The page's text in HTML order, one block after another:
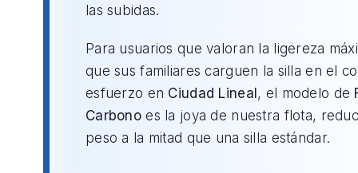
las subidas.
Para usuarios que valoran la ligereza
que sus familiares carguen la silla en el
esfuerzo en Ciudad Lineal, el modelo de
Carbono es la joya de nuestra flota,
peso a la mitad que una silla estándar.